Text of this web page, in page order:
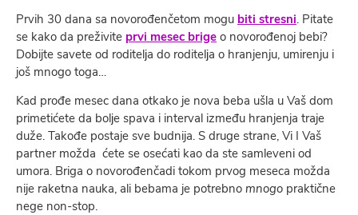
Prvih 30 dana sa novorođenčetom mogu biti stresni. Pitate
se kako da preživite prvi mesec brige o novorođenoj bebi?
Dobijte savete od roditelјa do roditelјa o hranjenju, umirenju i
još mnogo toga…
Kad prođe mesec dana otkako je nova beba ušla u Vaš dom
primetićete da bolјe spava i interval između hranjenja traje
duže. Takođe postaje sve budnija. S druge strane, Vi I Vaš
partner možda ćete se osećati kao da ste samleveni od
umora. Briga o novorođenčadi tokom prvog meseca možda
nije raketna nauka, ali bebama je potrebno mnogo praktične
nege non-stop.